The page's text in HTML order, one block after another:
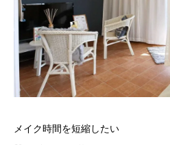
メイク時間を短縮したい